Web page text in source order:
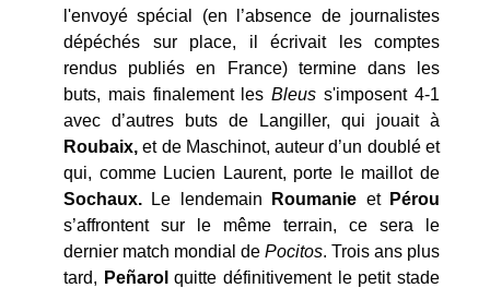
l'envoyé spécial (en l’absence de journalistes
dépéchés sur place, il écrivait les comptes
rendus publiés en France) termine dans les
buts, mais finalement lesBleuss'imposent 4-1
avec d’autres buts de Langiller, qui jouait à
Roubaix, et de Maschinot, auteur d’un doublé et
qui, comme Lucien Laurent, porte le maillot de
Sochaux. Le lendemain Roumanie et Pérou
s’affrontent sur le même terrain, ce sera le
dernier match mondial de Pocitos. Trois ans plus
tard, Peñarol quitte définitivement le petit stade